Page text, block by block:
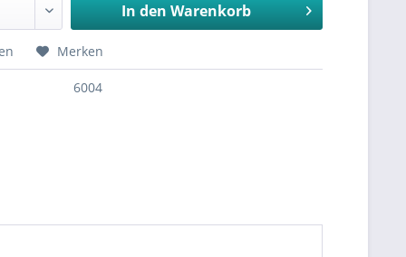
In den Warenkorb
Merken
6004